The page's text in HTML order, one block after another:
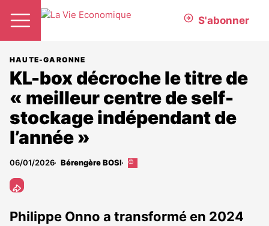
S'abonner
HAUTE-GARONNE
KL-box décroche le titre de
« meilleur centre de self-
stockage indépendant de
l’année »
06/01/2026 Bérengère BOSI
Cet
abonnés
Philippe Onno a transformé en 2024